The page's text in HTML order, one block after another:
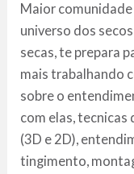
Maior
universo dos
secas, te prepara
mais trabalhando
sobre o
com elas, tecnicas
(3D e 2D),
tingimento,